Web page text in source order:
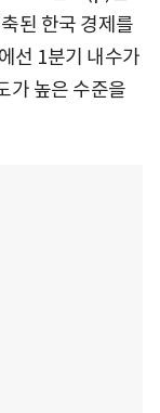
된 한국 경제를
선 1분기 내수가
가 높은 수준을